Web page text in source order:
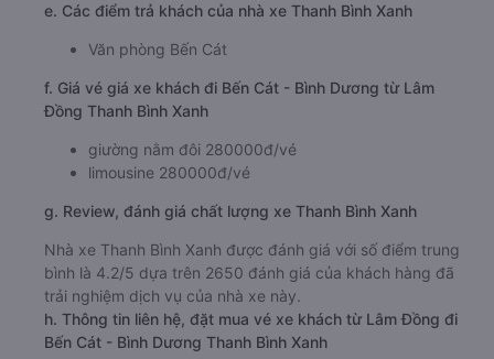
e. Các điểm trả khách của nhà xe Thanh Bình Xanh
Văn phòng Bến Cát
f. Giá vé giá xe khách đi Bến Cát - Bình Dương từ Lâm
Đồng Thanh Bình Xanh
giường nằm đôi 280000đ/vé
limousine 280000đ/vé
g. Review, đánh giá chất lượng xe Thanh Bình Xanh
Nhà xe Thanh Bình Xanh được đánh giá với số điểm trung
bình là 4.2/5 dựa trên 2650 đánh giá của khách hàng đã
trải nghiệm dịch vụ của nhà xe này.
h. Thông tin liên hệ, đặt mua vé xe khách từ Lâm Đồng đi
Bến Cát - Bình Dương Thanh Bình Xanh